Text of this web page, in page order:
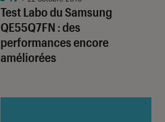
Test Labo du Samsung
QE55Q7FN : des
performances encore
améliorées